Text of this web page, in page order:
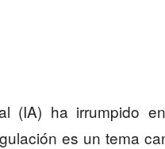
(IA) ha irrumpido
es un tema